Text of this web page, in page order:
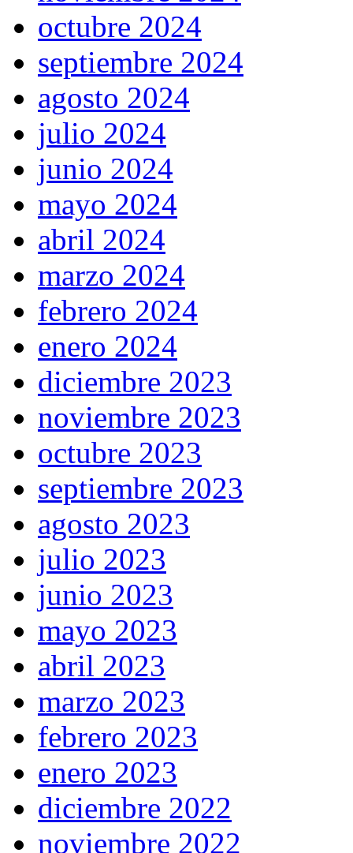
octubre 2024
septiembre 2024
agosto 2024
julio 2024
junio 2024
mayo 2024
abril 2024
marzo 2024
febrero 2024
enero 2024
diciembre 2023
noviembre 2023
octubre 2023
septiembre 2023
agosto 2023
julio 2023
junio 2023
mayo 2023
abril 2023
marzo 2023
febrero 2023
enero 2023
diciembre 2022
noviembre 2022